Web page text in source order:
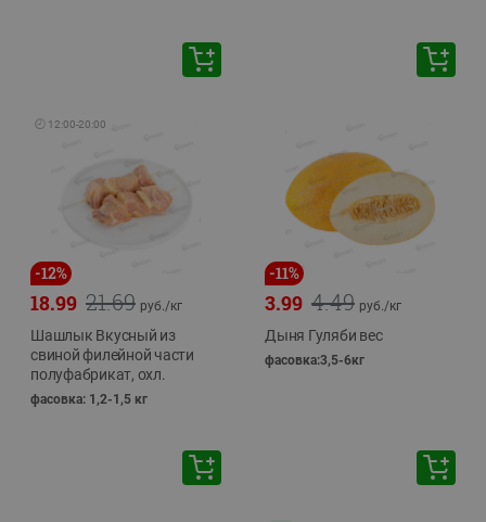
🕘 12:00-20:00
-12%
21.69
18.99 руб./кг
Шашлык Вкусный из
свиной филейной части
полуфабрикат, охл.
фасовка: 1,2-1,5 кг
-11%
4.49
3.99 руб./кг
Дыня Гуляби вес
фасовка:3,5-6кг